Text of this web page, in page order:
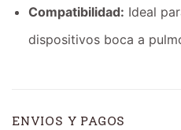
Compatibilidad: Ideal
dispositivos boca a
ENVIOS Y PAGOS